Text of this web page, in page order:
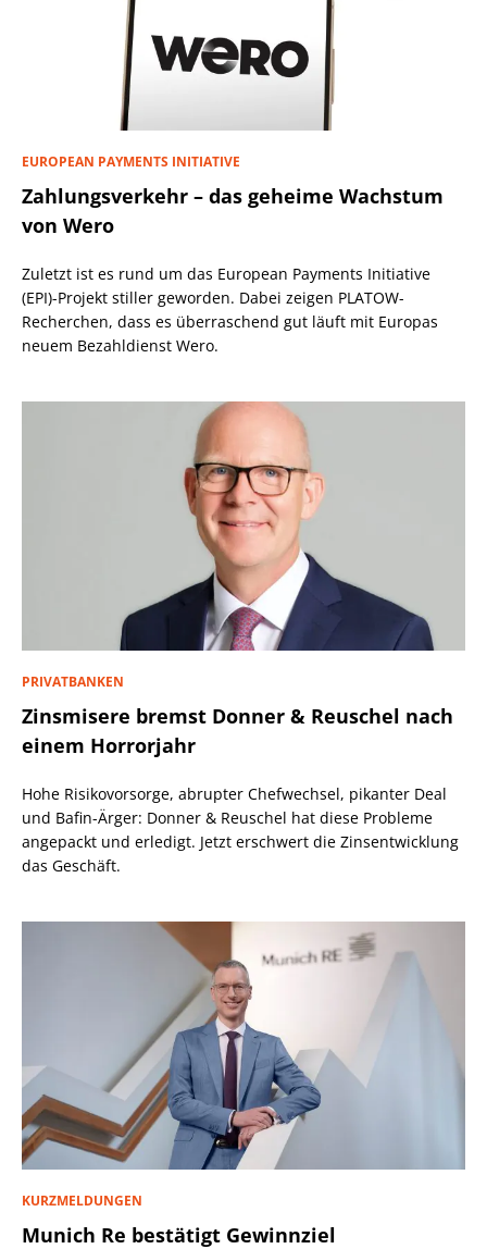
EUROPEAN PAYMENTS INITIATIVE
Zahlungsverkehr – das geheime Wachstum
von Wero
Zuletzt ist es rund um das European Payments Initiative
(EPI)-Projekt stiller geworden. Dabei zeigen PLATOW-
Recherchen, dass es überraschend gut läuft mit Europas
neuem Bezahldienst Wero.
PRIVATBANKEN
Zinsmisere bremst Donner & Reuschel nach
einem Horrorjahr
Hohe Risikovorsorge, abrupter Chefwechsel, pikanter Deal
und Bafin-Ärger: Donner & Reuschel hat diese Probleme
angepackt und erledigt. Jetzt erschwert die Zinsentwicklung
das Geschäft.
KURZMELDUNGEN
Munich Re bestätigt Gewinnziel